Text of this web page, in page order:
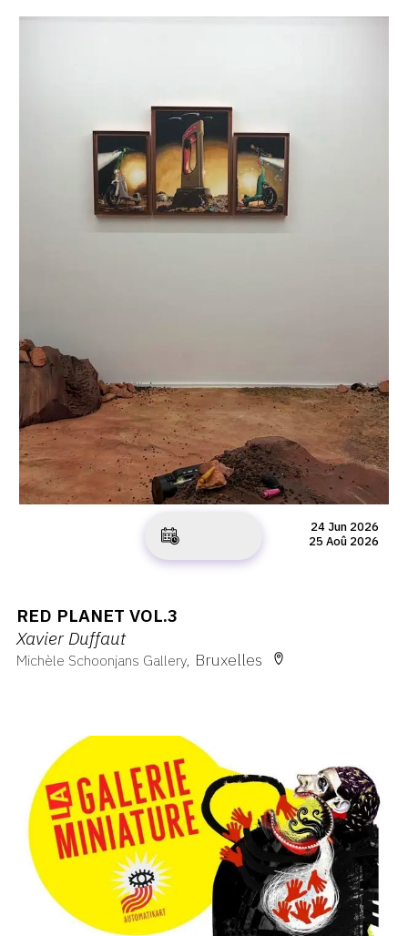
24 Jun 2026
25 Aoû 2026
RED PLANET VOL.3
Xavier Duffaut
Michèle Schoonjans Gallery Bruxelles